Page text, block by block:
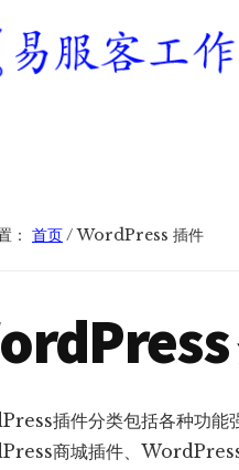
： 首页/WordPress 插件
插件分类包括各种功能
商城插件、